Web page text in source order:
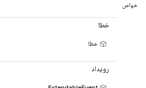
خواص
خطا
خطا
رویداد